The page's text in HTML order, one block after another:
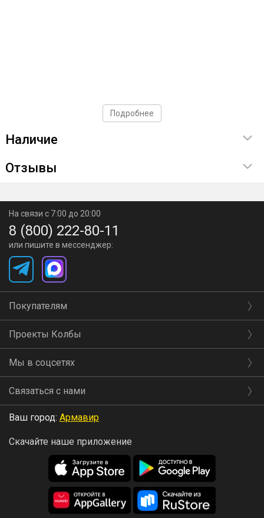
Подробнее
Наличие
Отзывы
На связи с 7:00 до 20:00
8 (800) 222-80-11
или пишите в мессенджер:
Покупателям
Проекты Колбы
Мы в соцсетях
Связаться с нами
Ваш город: Армавир
Скачайте наше приложение